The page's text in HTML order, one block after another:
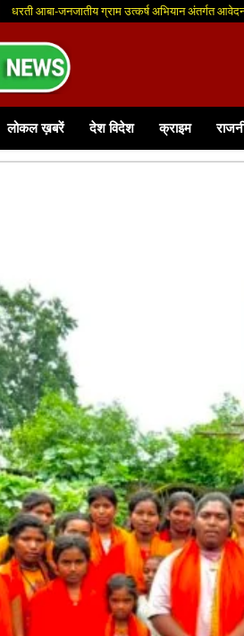
धरती आबा-जनजातीय ग्राम उत्कर्ष अभियान अंतर्गत आवेदन
मुख्यमंत्री ज्ञान प्रोत्साहन योजना के लिए ऑनलाइन
लोकल ख़बरें देश विदेश क्राइम